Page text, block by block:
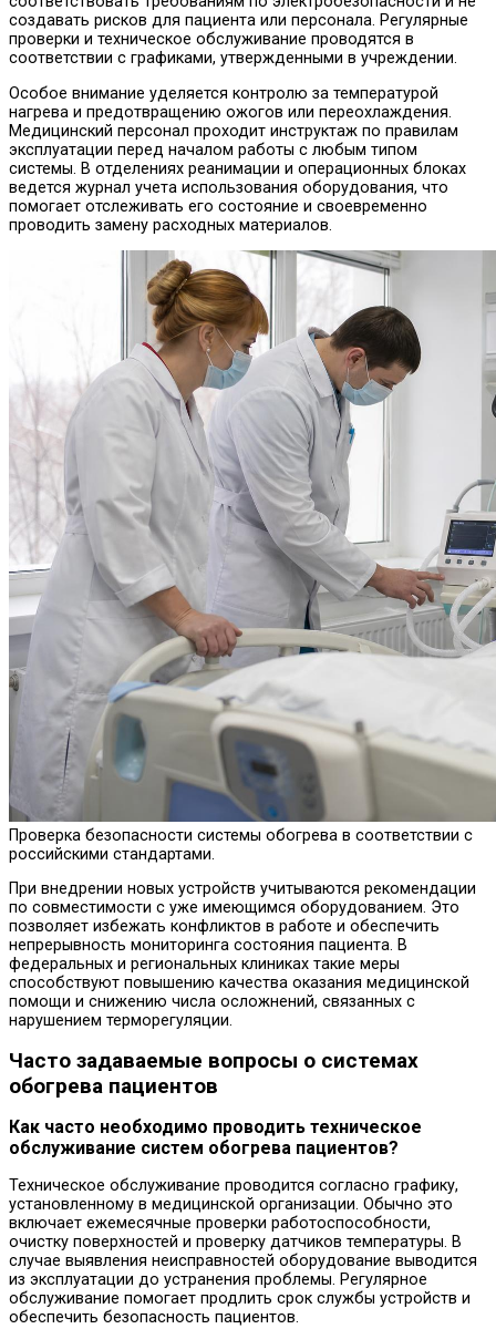
создавать рисков для пациента или персонала. Регулярные
проверки и техническое обслуживание проводятся в
соответствии с графиками, утвержденными в учреждении.
Особое внимание уделяется контролю за температурой
нагрева и предотвращению ожогов или переохлаждения.
Медицинский персонал проходит инструктаж по правилам
эксплуатации перед началом работы с любым типом
системы. В отделениях реанимации и операционных блоках
ведется журнал учета использования оборудования, что
помогает отслеживать его состояние и своевременно
проводить замену расходных материалов.
Проверка безопасности системы обогрева в соответствии с
российскими стандартами.
При внедрении новых устройств учитываются рекомендации
по совместимости с уже имеющимся оборудованием. Это
позволяет избежать конфликтов в работе и обеспечить
непрерывность мониторинга состояния пациента. В
федеральных и региональных клиниках такие меры
способствуют повышению качества оказания медицинской
помощи и снижению числа осложнений, связанных с
нарушением терморегуляции.
Часто задаваемые вопросы о системах
обогрева пациентов
Как часто необходимо проводить техническое
обслуживание систем обогрева пациентов?
Техническое обслуживание проводится согласно графику,
установленному в медицинской организации. Обычно это
включает ежемесячные проверки работоспособности,
очистку поверхностей и проверку датчиков температуры. В
случае выявления неисправностей оборудование выводится
из эксплуатации до устранения проблемы. Регулярное
обслуживание помогает продлить срок службы устройств и
обеспечить безопасность пациентов.